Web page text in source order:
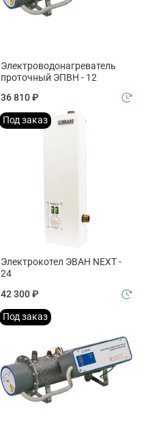
Электроводонагреватель
проточный ЭПВН - 12
36 810 ₽
Под заказ
Электрокотел ЭВАН NEXT -
24
42 300 ₽
Под заказ